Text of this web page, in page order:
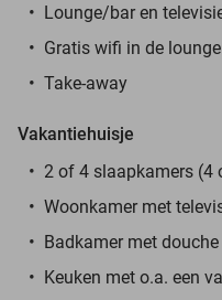
Lounge/bar en
Gratis wifi in de
Take-away
Vakantiehuisje
2 of 4 slaapkamers (4
Woonkamer met
Badkamer met
Keuken met o.a. een